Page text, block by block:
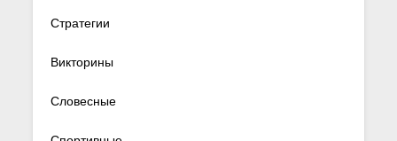
Стратегии
Викторины
Словесные